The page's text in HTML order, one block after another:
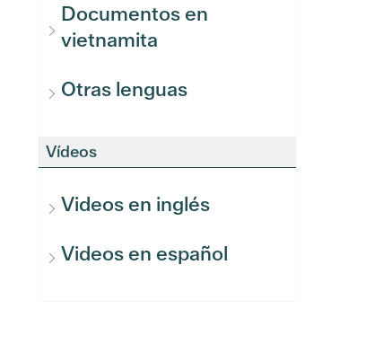
Documentos en
vietnamita
Otras lenguas
Vídeos
Videos en inglés
Videos en español